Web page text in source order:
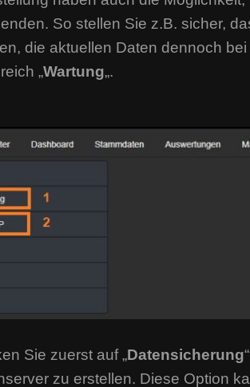
So stellen Sie z.B. sicher,
die aktuellen Daten dennoch
„Wartung„.
Sie zuerst auf „Datensicherung
zu erstellen. Diese Option